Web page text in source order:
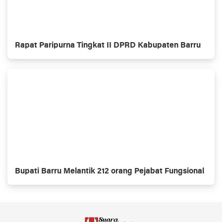
Rapat Paripurna Tingkat II DPRD Kabupaten Barru
Bupati Barru Melantik 212 orang Pejabat Fungsional